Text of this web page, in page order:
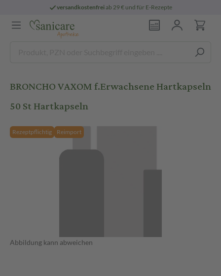
versandkostenfreiab 29 € und für E-Rezepte
BRONCHO VAXOM f.Erwachsene Hartkapseln
50 St Hartkapseln
Rezeptpflichtig Reimport
Abbildung kann abweichen